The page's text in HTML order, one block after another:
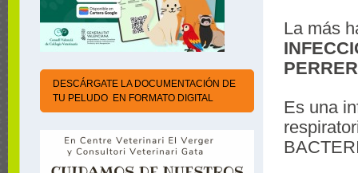
La más
Es una
DESCÁRGATE LA DOCUMENTACIÓN DE
TU PELUDO EN FORMATO DIGITAL